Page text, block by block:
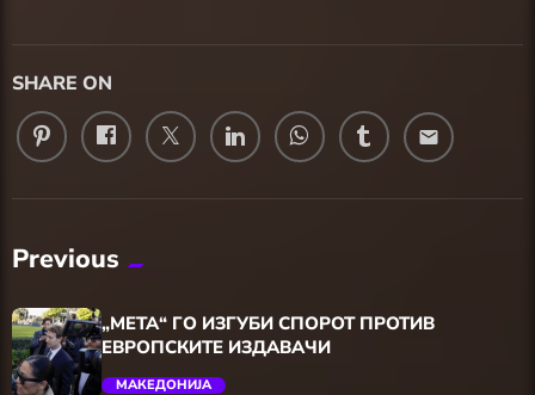
SHARE ON
email
Previous
„МЕТА“ ГО ИЗГУБИ СПОРОТ ПРОТИВ
ЕВРОПСКИТЕ ИЗДАВАЧИ
МАКЕДОНИЈА